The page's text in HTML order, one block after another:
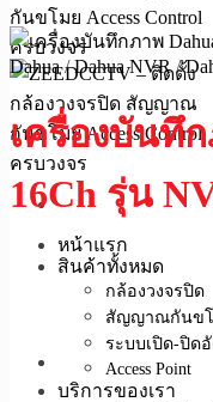
หน้าแรก
สินค้าทั้งหมด
กล้องวงจรปิด
สัญญาณกันข
ระบบเปิด-ปิด
Access Point
บริการของเรา
Dahua / Dahua NVR /
เครื่องบันทึ
16Ch รุ่น